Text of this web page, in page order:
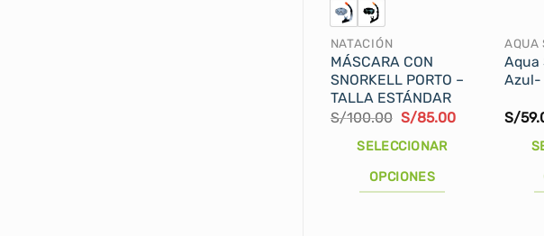
NATACIÓN
MÁSCARA CON
SNORKELL PORTO –
TALLA ESTÁNDAR
S/100.00 El
precio
original
S/100.00.
S/85.00El
SELECCIONAR
OPCIONES
AQUA
Aqua
Azul-
S/